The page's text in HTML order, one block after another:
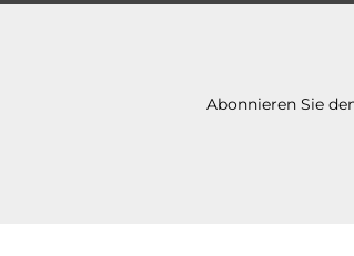
Abonnieren Sie